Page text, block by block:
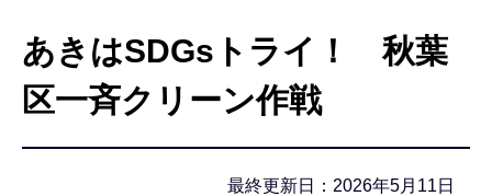
あきはSDGsトライ！ 秋葉
区一斉クリーン作戦
最終更新日：2026年5月11日